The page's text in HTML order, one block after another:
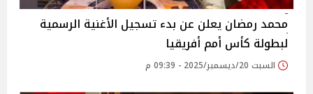
محمد رمضان يعلن عن بدء تسجيل الأغنية الرسمية
لبطولة كأس أمم أفريقيا
السبت 20/ديسمبر/2025 - 09:39 م